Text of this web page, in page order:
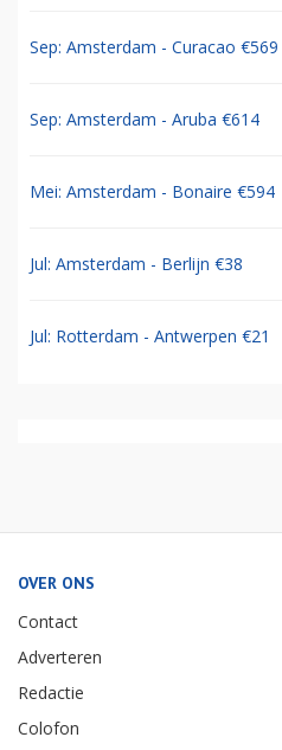
Sep: Amsterdam - Curacao €569
Sep: Amsterdam - Aruba €614
Mei: Amsterdam - Bonaire €594
Jul: Amsterdam - Berlijn €38
Jul: Rotterdam - Antwerpen €21
OVER ONS
Contact
Adverteren
Redactie
Colofon